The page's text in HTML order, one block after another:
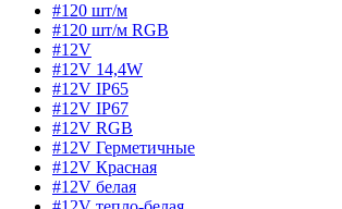
#120 шт/м
#120 шт/м RGB
#12V
#12V 14,4W
#12V IP65
#12V IP67
#12V RGB
#12V Герметичные
#12V Красная
#12V белая